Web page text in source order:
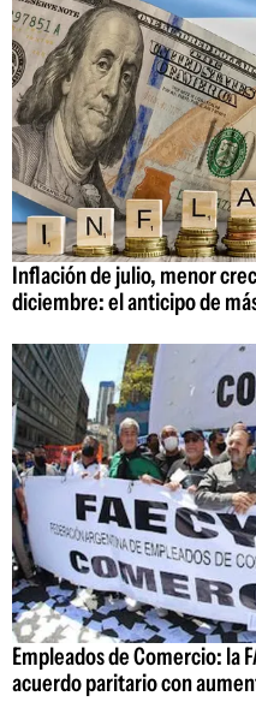
Inflación de julio, menor
diciembre: el anticipo de
Empleados de Comercio: la
acuerdo paritario con